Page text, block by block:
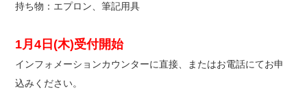
持ち物：エプロン、筆記用具
1月4日(木)受付開始
インフォメーションカウンターに直接、またはお電話にてお申
込みください。